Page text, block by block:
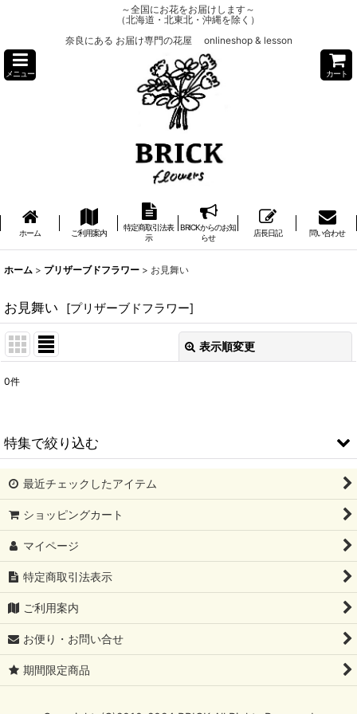
～全国にお花をお届けします～
（北海道・北東北・沖縄を除く）
奈良にある お届け専門の花屋 onlineshop & lesson
メニュー カート
ホーム ご利用案内
特定商取引法表
示
BRICKからのお知
らせ
店長日記 問い合わせ
ホーム > プリザーブドフラワー > お見舞い
お見舞い [プリザーブドフラワー]
表示順変更
並び順:
0件
特集で絞り込む
期間限定商品
お誕生日
還暦
傘寿•米寿
ご結婚・結婚記念日
最近チェックしたアイテム
ショッピングカート
マイページ
特定商取引法表示
ご利用案内
お便り・お問い合せ
期間限定商品